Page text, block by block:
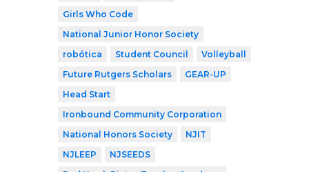
Girls Who Code
National Junior Honor Society
robótica
Student Council
Volleyball
Future Rutgers Scholars
GEAR-UP
Head Start
Ironbound Community Corporation
National Honors Society
NJIT
NJLEEP
NJSEEDS